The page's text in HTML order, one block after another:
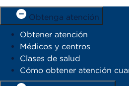
Obtenga atención
Obtener atención
Médicos y centros
Clases de salud
Cómo obtener atención